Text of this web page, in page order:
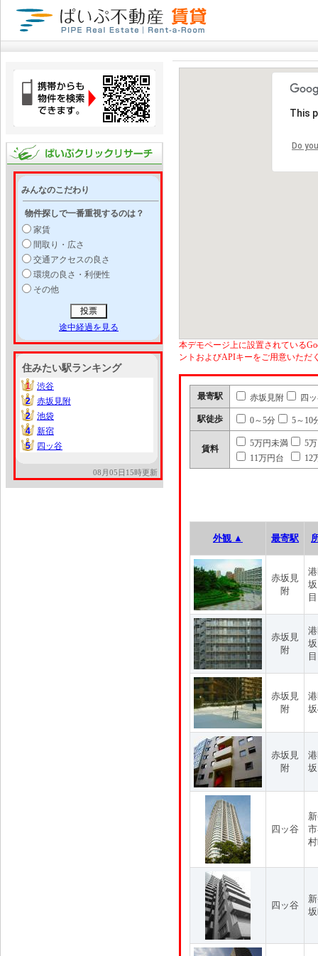
みんなのこだわり
物件探しで一番重視するのは？
家賃
間取り・広さ
交通アクセスの良さ
環境の良さ・利便性
その他
途中経過を見る
住みたい駅ランキング
1
1
渋谷
2
2
赤坂見附
2
2
池袋
4
4
新宿
5
5 四ッ谷
08月05日15時更新
This
Do
本デモページ上に設置されている
ントおよびAPIキーをご用意いただ
最寄駅 赤坂見附 四
駅徒歩 0～5分 5～10
賃料
5万円未満
5
11万円台
12
外観 ▲ 最寄駅
赤坂見
附
目
赤坂見
附
目
赤坂見
附
赤坂見
附
四ッ谷
四ッ谷